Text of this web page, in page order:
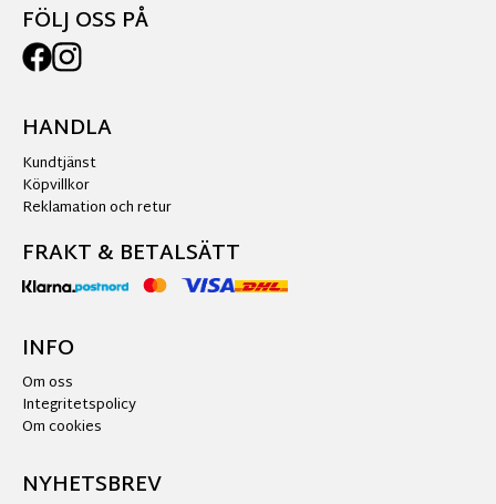
FÖLJ OSS PÅ
HANDLA
Kundtjänst
Köpvillkor
Reklamation och retur
FRAKT & BETALSÄTT
INFO
Om oss
Integritetspolicy
Om cookies
NYHETSBREV